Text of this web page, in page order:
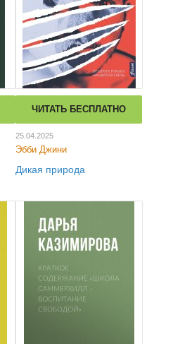
ЧИТАТЬ БЕСПЛАТНО
25.04.2025
Эбби Джини
Дикая природа